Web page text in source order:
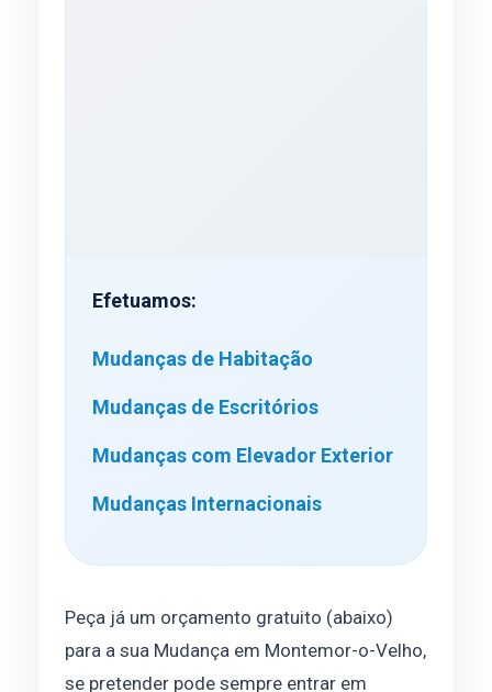
Efetuamos:
Mudanças de Habitação
Mudanças de Escritórios
Mudanças com Elevador Exterior
Mudanças Internacionais
Peça já um orçamento gratuito (abaixo)
para a sua Mudança em Montemor-o-Velho,
se pretender pode sempre entrar em